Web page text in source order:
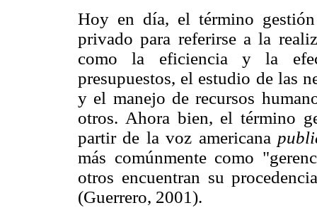
Hoy en día, el término
privado para referirse a la
como la eficiencia y la
presupuestos, el estudio de las
y el manejo de recursos
otros. Ahora bien, el término
partir de la voz americana
más comúnmente como
otros encuentran su
(Guerrero, 2001).